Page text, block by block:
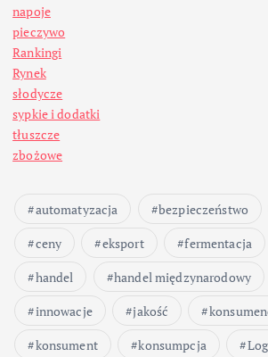
napoje
pieczywo
Rankingi
Rynek
słodycze
sypkie i dodatki
tłuszcze
zbożowe
automatyzacja bezpieczeństwo
ceny
eksport fermentacja
handel
handel międzynarodowy
innowacje
jakość
konsument
konsumpcja